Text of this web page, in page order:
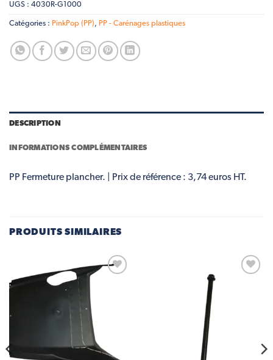
UGS : 4030R-G1000
Catégories : PinkPop (PP), PP - Carénages plastiques
DESCRIPTION
INFORMATIONS COMPLÉMENTAIRES
PP Fermeture plancher. | Prix de référence : 3,74 euros HT.
PRODUITS SIMILAIRES